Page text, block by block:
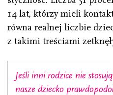
14 lat, którzy mieli
równa realnej liczbie
z takimi treściami
Jeśli inni rodzice nie
nasze dziecko